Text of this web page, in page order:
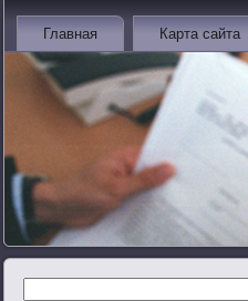
Главная Карта сайта